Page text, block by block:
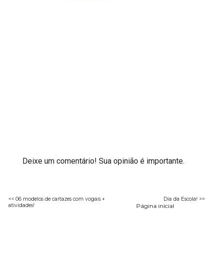
Deixe um comentário! Sua opinião é importante.
<< 06 modelos de cartazes com vogais +
atividades!
Dia da Escola! >>
Página inicial